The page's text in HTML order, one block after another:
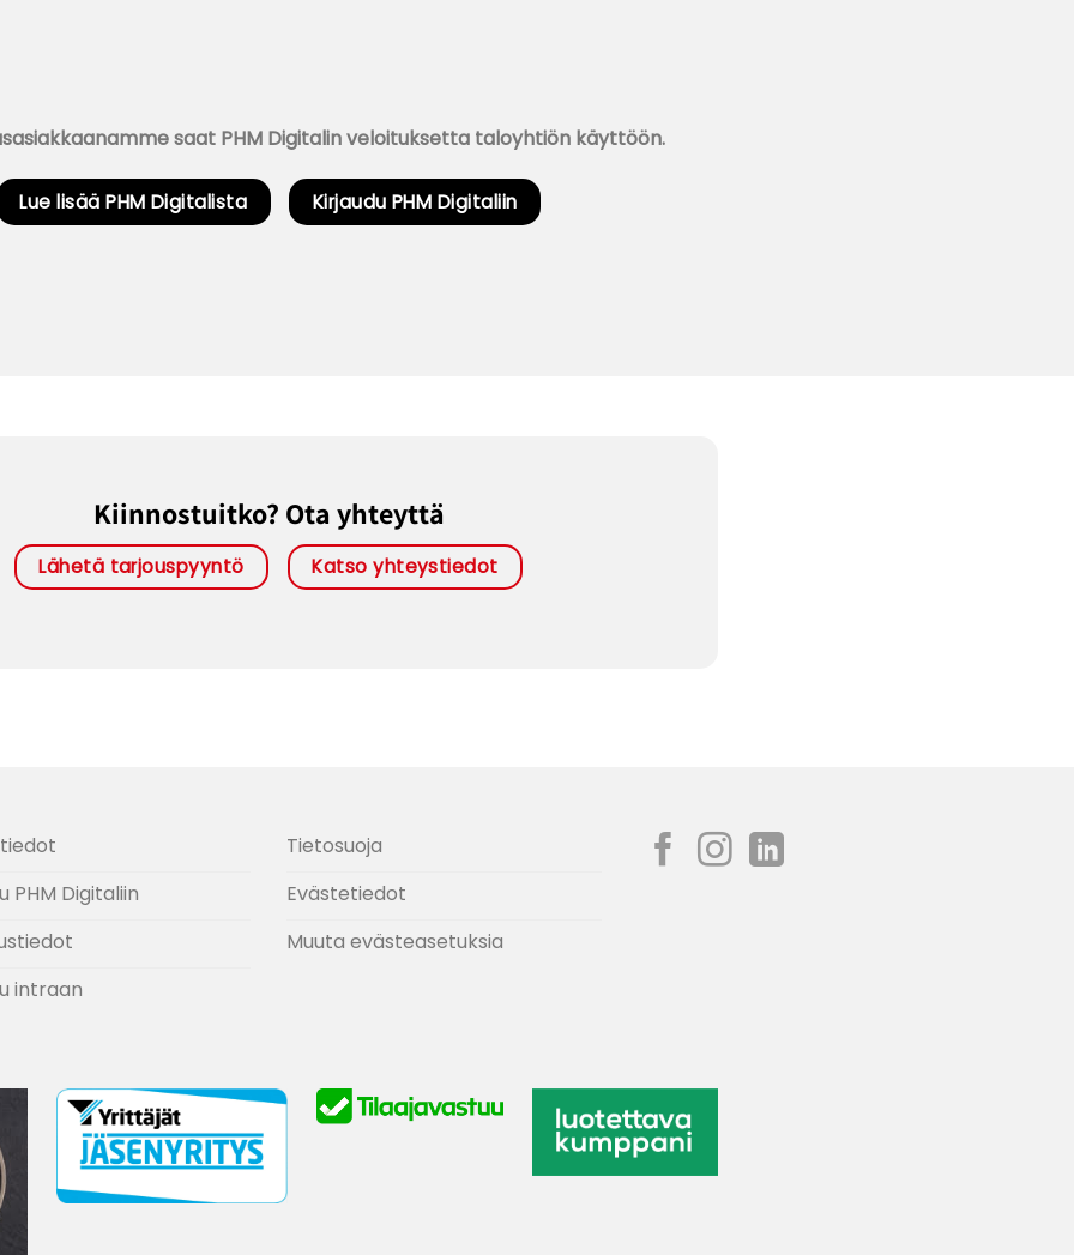
saat PHM Digitalin veloituksetta taloyhtiön käyttöön.
Lue lisää PHM Digitalista Kirjaudu PHM Digitaliin
Kiinnostuitko? Ota yhteyttä
Lähetä tarjouspyyntö Katso yhteystiedot
PHM Digitaliin
intraan
Tietosuoja
Evästetiedot
Muuta evästeasetuksia